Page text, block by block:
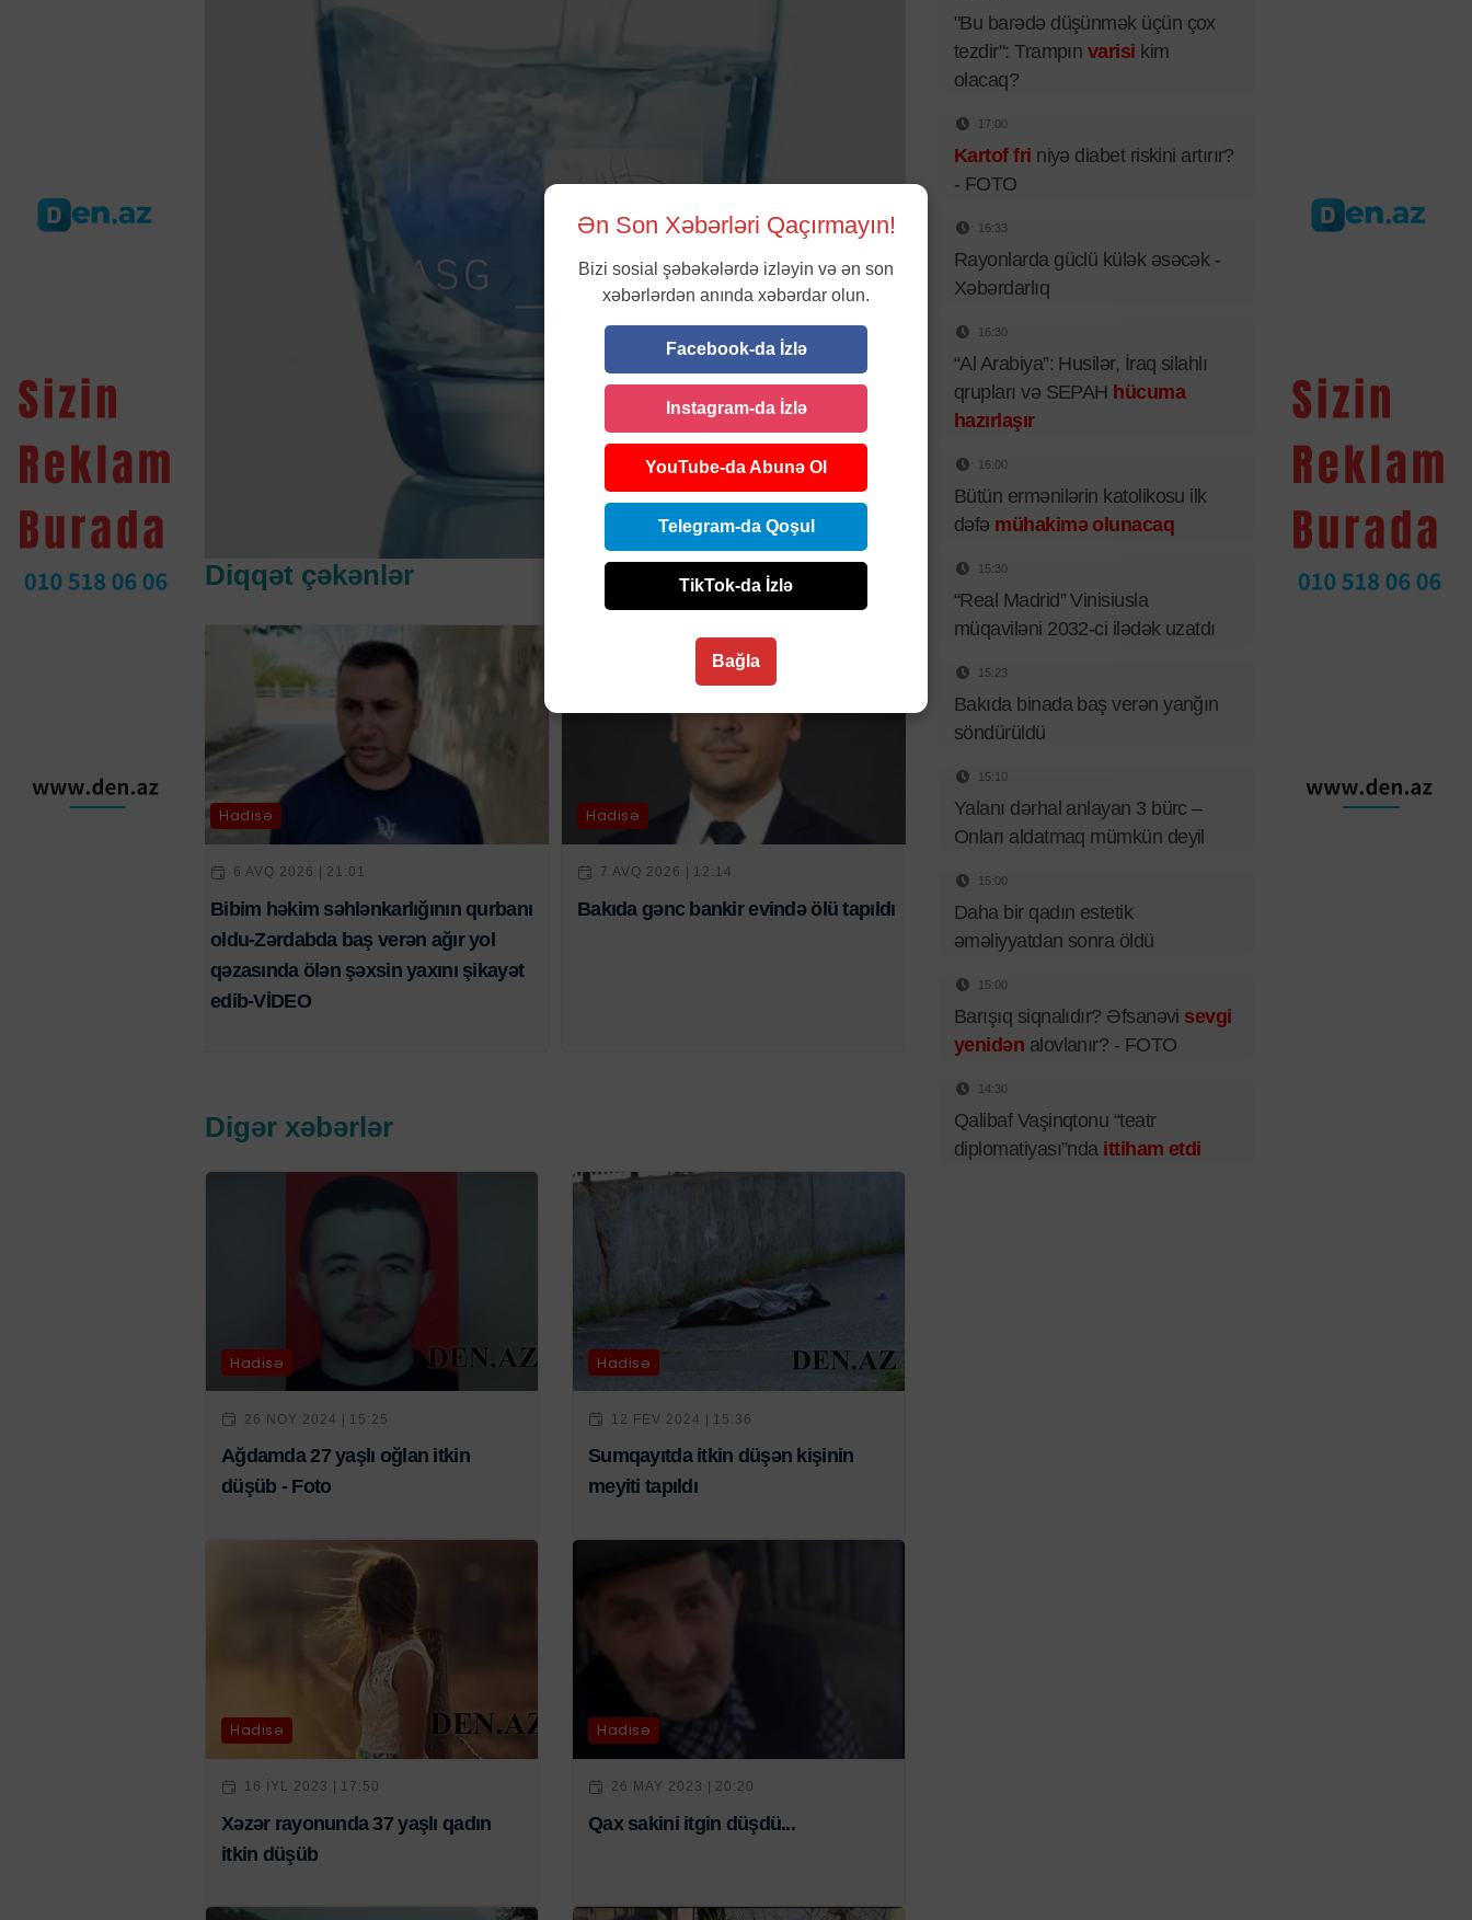
Diqqət çəkənlər
Hadisə
6 AVQ 2026 | 21:01
Bibim həkim səhlənkarlığının qurbanı
oldu-Zərdabda baş verən ağır yol
qəzasında ölən şəxsin yaxını şikayət
edib-VİDEO
Hadisə
7 AVQ 2026 | 12:14
Bakıda gənc bankir evində ölü tapıldı
Digər xəbərlər
Hadisə
26 NOY 2024 | 15:25
Ağdamda 27 yaşlı oğlan itkin
düşüb - Foto
Hadisə
12 FEV 2024 | 15:36
Sumqayıtda itkin düşən kişinin
meyiti tapıldı
Hadisə
16 IYL 2023 | 17:50
Xəzər rayonunda 37 yaşlı qadın
itkin düşüb
Hadisə
26 MAY 2023 | 20:20
Qax sakini itgin düşdü...
"Bu barədə düşünmək üçün çox
tezdir": Trampın varisi kim
olacaq?
17:00
Kartof fri niyə diabet riskini artırır?
- FOTO
16:33
Rayonlarda güclü külək əsəcək -
Xəbərdarlıq
16:30
“Al Arabiya”: Husilər, İraq silahlı
qrupları və SEPAH hücuma
hazırlaşır
16:00
Bütün ermənilərin katolikosu ilk
dəfə mühakimə olunacaq
15:30
“Real Madrid” Vinisiusla
müqaviləni 2032-ci ilədək uzatdı
15:23
Bakıda binada baş verən yanğın
söndürüldü
15:10
Yalanı dərhal anlayan 3 bürc –
Onları aldatmaq mümkün deyil
15:00
Daha bir qadın estetik
əməliyyatdan sonra öldü
15:00
Barışıq siqnalıdır? Əfsanəvi sevgi
yenidən alovlanır? - FOTO
14:30
Qalibaf Vaşinqtonu “teatr
diplomatiyası”nda ittiham etdi
Ən Son Xəbərləri Qaçırmayın!
Bizi sosial şəbəkələrdə izləyin və ən son
xəbərlərdən anında xəbərdar olun.
Facebook-da İzlə
Instagram-da İzlə
YouTube-da Abunə Ol
Telegram-da Qoşul
TikTok-da İzlə
Bağla